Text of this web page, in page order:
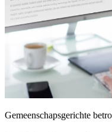
Gemeenschapsgerichte